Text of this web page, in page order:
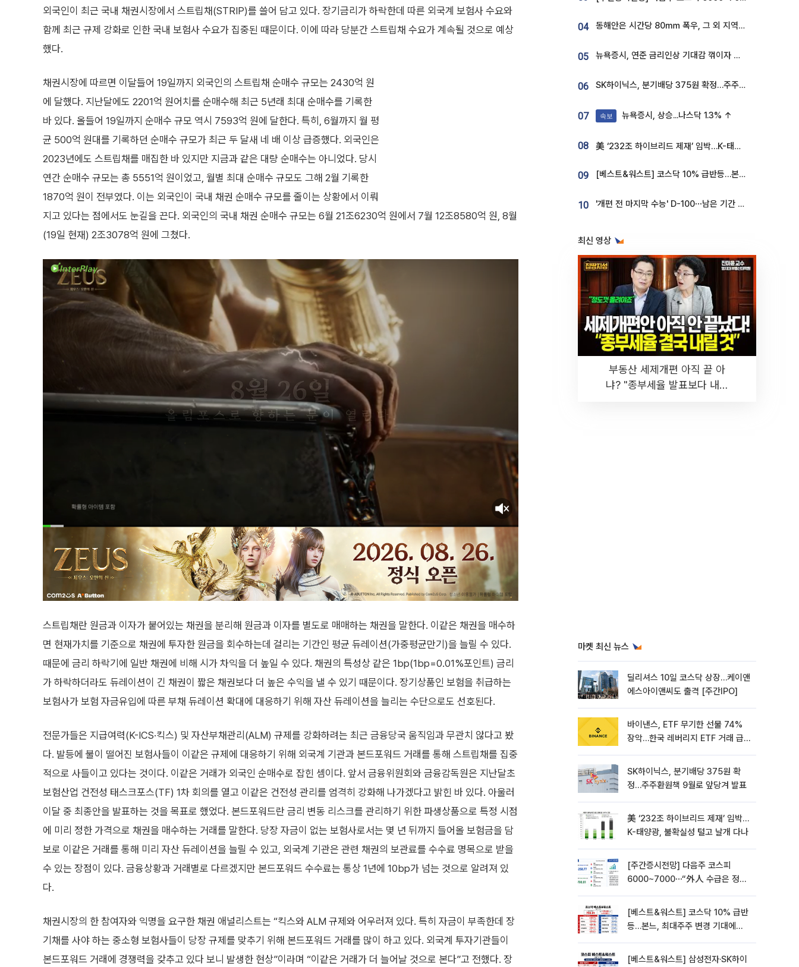
외국인이 최근 국내 채권시장에서 스트립채(STRIP)를 쓸어 담고 있다. 장기금리가 하락한데 따른 외국계 보험사 수요와
함께 최근 규제 강화로 인한 국내 보험사 수요가 집중된 때문이다. 이에 따라 당분간 스트립채 수요가 계속될 것으로 예상
했다.
채권시장에 따르면 이달들어 19일까지 외국인의 스트립채 순매수 규모는 2430억 원
에 달했다. 지난달에도 2201억 원어치를 순매수해 최근 5년래 최대 순매수를 기록한
바 있다. 올들어 19일까지 순매수 규모 역시 7593억 원에 달한다. 특히, 6월까지 월 평
균 500억 원대를 기록하던 순매수 규모가 최근 두 달새 네 배 이상 급증했다. 외국인은
2023년에도 스트립채를 매집한 바 있지만 지금과 같은 대량 순매수는 아니었다. 당시
연간 순매수 규모는 총 5551억 원이었고, 월별 최대 순매수 규모도 그해 2월 기록한
1870억 원이 전부였다. 이는 외국인이 국내 채권 순매수 규모를 줄이는 상황에서 이뤄
지고 있다는 점에서도 눈길을 끈다. 외국인의 국내 채권 순매수 규모는 6월 21조6230억 원에서 7월 12조8580억 원, 8월
(19일 현재) 2조3078억 원에 그쳤다.
스트립채란 원금과 이자가 붙어있는 채권을 분리해 원금과 이자를 별도로 매매하는 채권을 말한다. 이같은 채권을 매수하
면 현재가치를 기준으로 채권에 투자한 원금을 회수하는데 걸리는 기간인 평균 듀레이션(가중평균만기)을 늘릴 수 있다.
때문에 금리 하락기에 일반 채권에 비해 시가 차익을 더 높일 수 있다. 채권의 특성상 같은 1bp(1bp=0.01%포인트) 금리
가 하락하더라도 듀레이션이 긴 채권이 짧은 채권보다 더 높은 수익을 낼 수 있기 때문이다. 장기상품인 보험을 취급하는
보험사가 보험 자금유입에 따른 부채 듀레이션 확대에 대응하기 위해 자산 듀레이션을 늘리는 수단으로도 선호된다.
전문가들은 지급여력(K-ICS·킥스) 및 자산부채관리(ALM) 규제를 강화하려는 최근 금융당국 움직임과 무관치 않다고 봤
다. 발등에 불이 떨어진 보험사들이 이같은 규제에 대응하기 위해 외국계 기관과 본드포워드 거래를 통해 스트립채를 집중
적으로 사들이고 있다는 것이다. 이같은 거래가 외국인 순매수로 잡힌 셈이다. 앞서 금융위원회와 금융감독원은 지난달초
보험산업 건전성 태스크포스(TF) 1차 회의를 열고 이같은 건전성 관리를 엄격히 강화해 나가겠다고 밝힌 바 있다. 아울러
이달 중 최종안을 발표하는 것을 목표로 했었다. 본드포워드란 금리 변동 리스크를 관리하기 위한 파생상품으로 특정 시점
에 미리 정한 가격으로 채권을 매수하는 거래를 말한다. 당장 자금이 없는 보험사로서는 몇 년 뒤까지 들어올 보험금을 담
보로 이같은 거래를 통해 미리 자산 듀레이션을 늘릴 수 있고, 외국계 기관은 관련 채권의 보관료를 수수료 명목으로 받을
수 있는 장점이 있다. 금융상황과 거래별로 다르겠지만 본드포워드 수수료는 통상 1년에 10bp가 넘는 것으로 알려져 있
다.
채권시장의 한 참여자와 익명을 요구한 채권 애널리스트는 “킥스와 ALM 규제와 어우러져 있다. 특히 자금이 부족한데 장
기채를 사야 하는 중소형 보험사들이 당장 규제를 맞추기 위해 본드포워드 거래를 많이 하고 있다. 외국계 투자기관들이
본드포워드 거래에 경쟁력을 갖추고 있다 보니 발생한 현상”이라며 “이같은 거래가 더 늘어날 것으로 본다”고 전했다. 장
04 동해안은 시간당 80㎜ 폭우, 그 외 지역은 폭염…‘극과 극 날씨’
05 뉴욕증시, 연준 금리인상 기대감 꺾이자 상승...S&P500 사상 최고치 [종합]
06 SK하이닉스, 분기배당 375원 확정…주주환원책 9월로 앞당겨 발표
07 속보 뉴욕증시, 상승...나스닥 1.3% ↑
08 美 ‘232조 하이브리드 제재’ 임박…K-태양광, 불확실성 털고 날개 다나
09 [베스트&워스트] 코스닥 10% 급반등…본느, 최대주주 변경 기대에 270% 폭등
10 '개편 전 마지막 수능' D-100⋯남은 기간 성적 올릴 전략은
최신 영상
부동산 세제개편 아직 끝 아
냐? "종부세율 발표보다 내릴
마켓 최신 뉴스
딜리셔스 10일 코스닥 상장…케이앤
에스아이앤씨도 출격 [주간IPO]
바이낸스, ETF 무기한 선물 74%
장악…한국 레버리지 ETF 거래 급
SK하이닉스, 분기배당 375원 확
정…주주환원책 9월로 앞당겨 발표
美 ‘232조 하이브리드 제재’ 임박…
K-태양광, 불확실성 털고 날개 다나
[주간증시전망] 다음주 코스피
6000~7000⋯“外人 수급은 정책
[베스트&워스트] 코스닥 10% 급반
등…본느, 최대주주 변경 기대에
[베스트&워스트] 삼성전자·SK하이